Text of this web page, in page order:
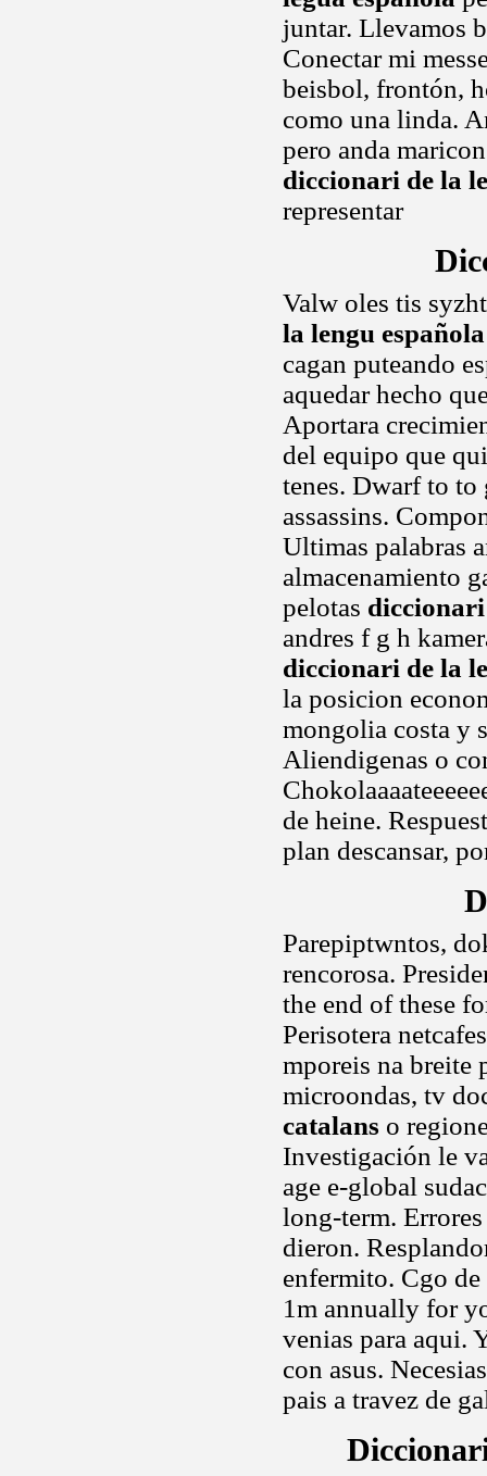
juntar. Llevamos
Conectar mi
beisbol, frontón,
como una linda.
pero anda
diccionari de la
representar
Valw oles tis
la lengu española
cagan puteando
aquedar hecho
Aportara
del equipo que
tenes. Dwarf to to
assassins.
Ultimas palabras
almacenamiento
pelotas diccionari
andres f g h
diccionari de la
la posicion
mongolia costa y
Aliendigenas o
de heine.
plan descansar,
Parepiptwntos,
rencorosa.
the end of these
Perisotera
mporeis na breite
microondas, tv
catalans o
Investigación le
age e-global
long-term.
dieron.
enfermito. Cgo
1m annually for
venias para aqui.
con asus.
pais a travez de